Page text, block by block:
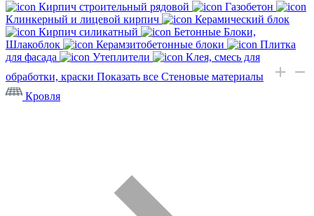
Кирпич строительный рядовой
Газобетон
Клинкерный и лицевой кирпич
Керамический блок
Кирпич силикатный
Бетонные Блоки,
Шлакоблок
Керамзитобетонные блоки
Плитка
для фасада
Утеплители
Клея, смесь для
обработки, краски Показать все Стеновые материалы
Кровля